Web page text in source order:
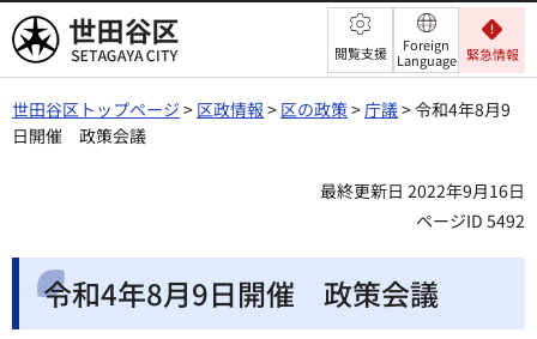
世田谷区 閲覧支援
Foreign
Language 緊急情報
世田谷区トップページ > 区政情報 > 区の政策>庁議> 令和4年8月9
日開催 政策会議
最終更新日 2022年9月16日
ページID 5492
令和4年8月9日開催 政策会議